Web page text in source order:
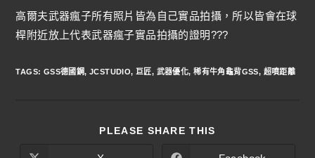
高爾夫武器瘋子所有照片皆為自己實品拍攝，所以皆會在球
桿附近放上代表武器瘋子實品拍攝的證明???
TAGS: GSS德國鋼, JCSTUDIO, 巨匠, 武器優化, 稀有牛角龜背GSS, 超噴距離
PLEASE SHARE THIS